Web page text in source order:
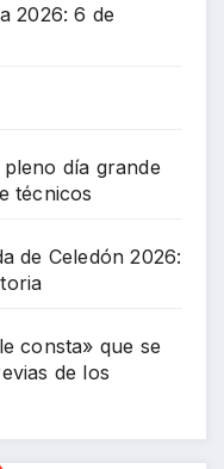
2026: 6 de
día grande
técnicos
de Celedón 2026:
consta» que se
de los